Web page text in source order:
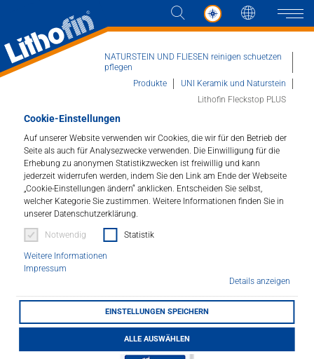
Cookie-Einstellungen
Auf unserer Website verwenden wir Cookies, die wir für den Betrieb der
Seite als auch für Analysezwecke verwenden. Die Einwilligung für die
Erhebung zu anonymen Statistikzwecken ist freiwillig und kann
jederzeit widerrufen werden, indem Sie den Link am Ende der Webseite
„Cookie-Einstellungen ändern“ anklicken. Entscheiden Sie selbst,
welcher Kategorie Sie zustimmen. Weitere Informationen finden Sie in
unserer Datenschutzerklärung.
Notwendig Statistik
Weitere Informationen
Impressum
Details anzeigen
EINSTELLUNGEN SPEICHERN
ALLE AUSWÄHLEN
Sprache
Lösungen
Aktuelles
Unternehmen
Kontakt
HÄNDLERSUCHE
LITHOFINDER
NATURSTEIN UND FLIESEN reinigen schuetzen
pflegen
Produkte
UNI Keramik und Naturstein
Lithofin Fleckstop PLUS
Lithofin Fleckstop PLUS
Imprägnierung mit Farbvertiefung.
Artikelnummer : 188
Macht Öl und Wasser abweisend, schützt gegen
Flecken und verstärkt die Farbe. Für saugfähige,
insbesondere raue und neue Steinflächen.